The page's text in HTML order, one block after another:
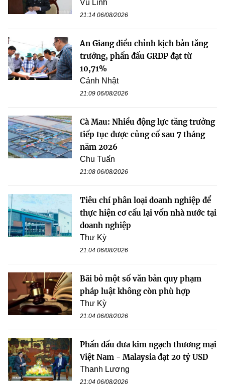
Vũ Linh
21:14 06/08/2026
An Giang điều chỉnh kịch bản tăng
trưởng, phấn đấu GRDP đạt từ
10,71%
Cảnh Nhật
21:09 06/08/2026
Cà Mau: Nhiều động lực tăng trưởng
tiếp tục được củng cố sau 7 tháng
năm 2026
Chu Tuấn
21:08 06/08/2026
Tiêu chí phân loại doanh nghiệp để
thực hiện cơ cấu lại vốn nhà nước tại
doanh nghiệp
Thư Kỳ
21:04 06/08/2026
Bãi bỏ một số văn bản quy phạm
pháp luật không còn phù hợp
Thư Kỳ
21:04 06/08/2026
Phấn đấu đưa kim ngạch thương mại
Việt Nam - Malaysia đạt 20 tỷ USD
Thanh Lương
21:04 06/08/2026